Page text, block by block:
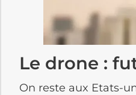
Le drone :
On reste aux Etats-